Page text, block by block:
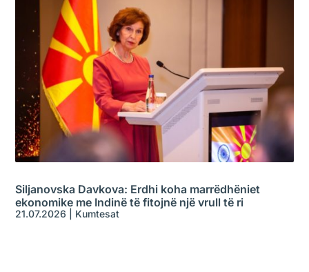
Siljanovska Davkova: Erdhi koha marrëdhëniet
ekonomike me Indinë të fitojnë një vrull të ri
21.07.2026 Kumtesat